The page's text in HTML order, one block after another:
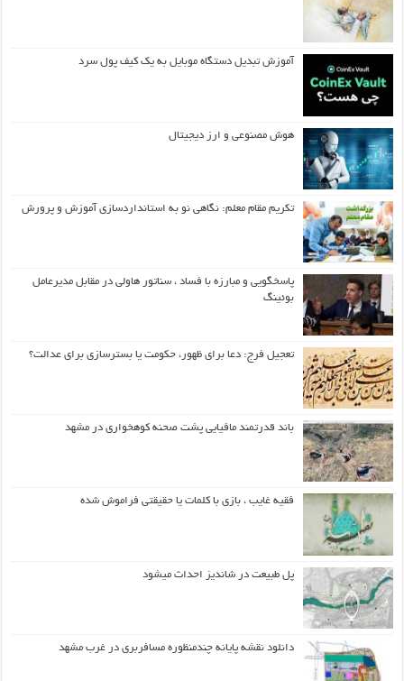
آموزش تبدیل دستگاه موبایل به یک کیف‌ پول سرد
هوش مصنوعی و ارز دیجیتال
تکریم مقام معلم: نگاهی نو به استانداردسازی آموزش و پرورش
پاسخگویی و مبارزه با فساد ، سناتور هاولی در مقابل مدیرعامل
بوئینگ
تعجیل فرج: دعا برای ظهور، حکومت یا بسترسازی برای عدالت؟
باند قدرتمند مافیایی پشت صحنه کوهخواری در مشهد
فقیه غایب ، بازی با کلمات یا حقیقتی فراموش شده
پل طبیعت در شاندیز احداث میشود
دانلود نقشه پایانه چندمنظوره مسافربری در غرب مشهد